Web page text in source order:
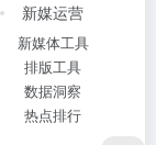
新媒运营
新媒体工具
排版工具
数据洞察
热点排行